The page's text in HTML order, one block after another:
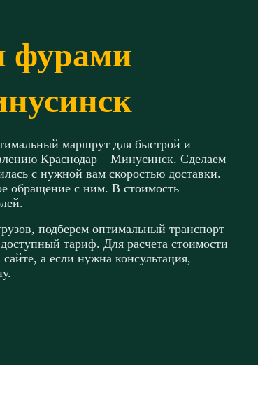
фурами
маршрут для быстрой и
Краснодар – Минусинск. Сделаем
с нужной вам скоростью доставки.
обращение с ним. В стоимость
подберем оптимальный транспорт
тариф. Для расчета стоимости
а если нужна консультация,